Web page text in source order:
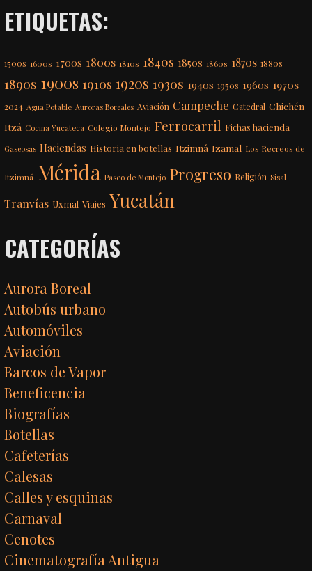
ETIQUETAS:
1500s 1600s 1700s 1800s 1810s 1840s 1850s 1860s 1870s 1880s
1890s 1900s 1910s 1920s 1930s 1940s 1950s 1960s 1970s
2024 Agua Potable Auroras Boreales Aviación Campeche Catedral Chichén
Itzá Cocina Yucateca Colegio Montejo Ferrocarril Fichas hacienda
Gaseosas Haciendas Historia en botellas Itzimná Izamal Los Recreos de
Itzimná Mérida Paseo de Montejo Progreso Religión Sisal
Tranvías Uxmal Viajes Yucatán
CATEGORÍAS
Aurora Boreal
Autobús urbano
Automóviles
Aviación
Barcos de Vapor
Beneficencia
Biografías
Botellas
Cafeterías
Calesas
Calles y esquinas
Carnaval
Cenotes
Cinematografía Antigua